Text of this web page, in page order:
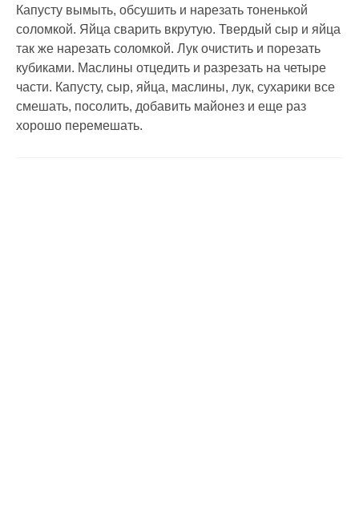
Капусту вымыть, обсушить и нарезать тоненькой
соломкой. Яйца сварить вкрутую. Твердый сыр и яйца
так же нарезать соломкой. Лук очистить и порезать
кубиками. Маслины отцедить и разрезать на четыре
части. Капусту, сыр, яйца, маслины, лук, сухарики все
смешать, посолить, добавить майонез и еще раз
хорошо перемешать.